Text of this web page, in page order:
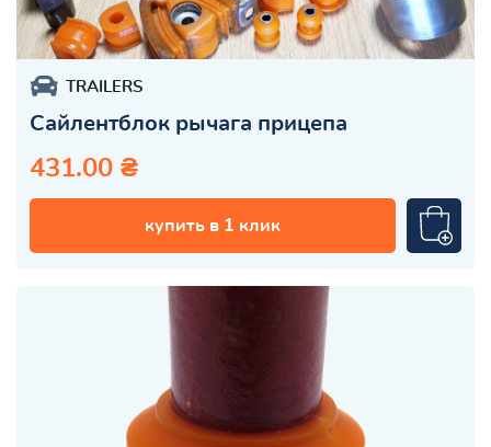
TRAILERS
Сайлентблок рычага прицепа
431.00 ₴
купить в 1 клик